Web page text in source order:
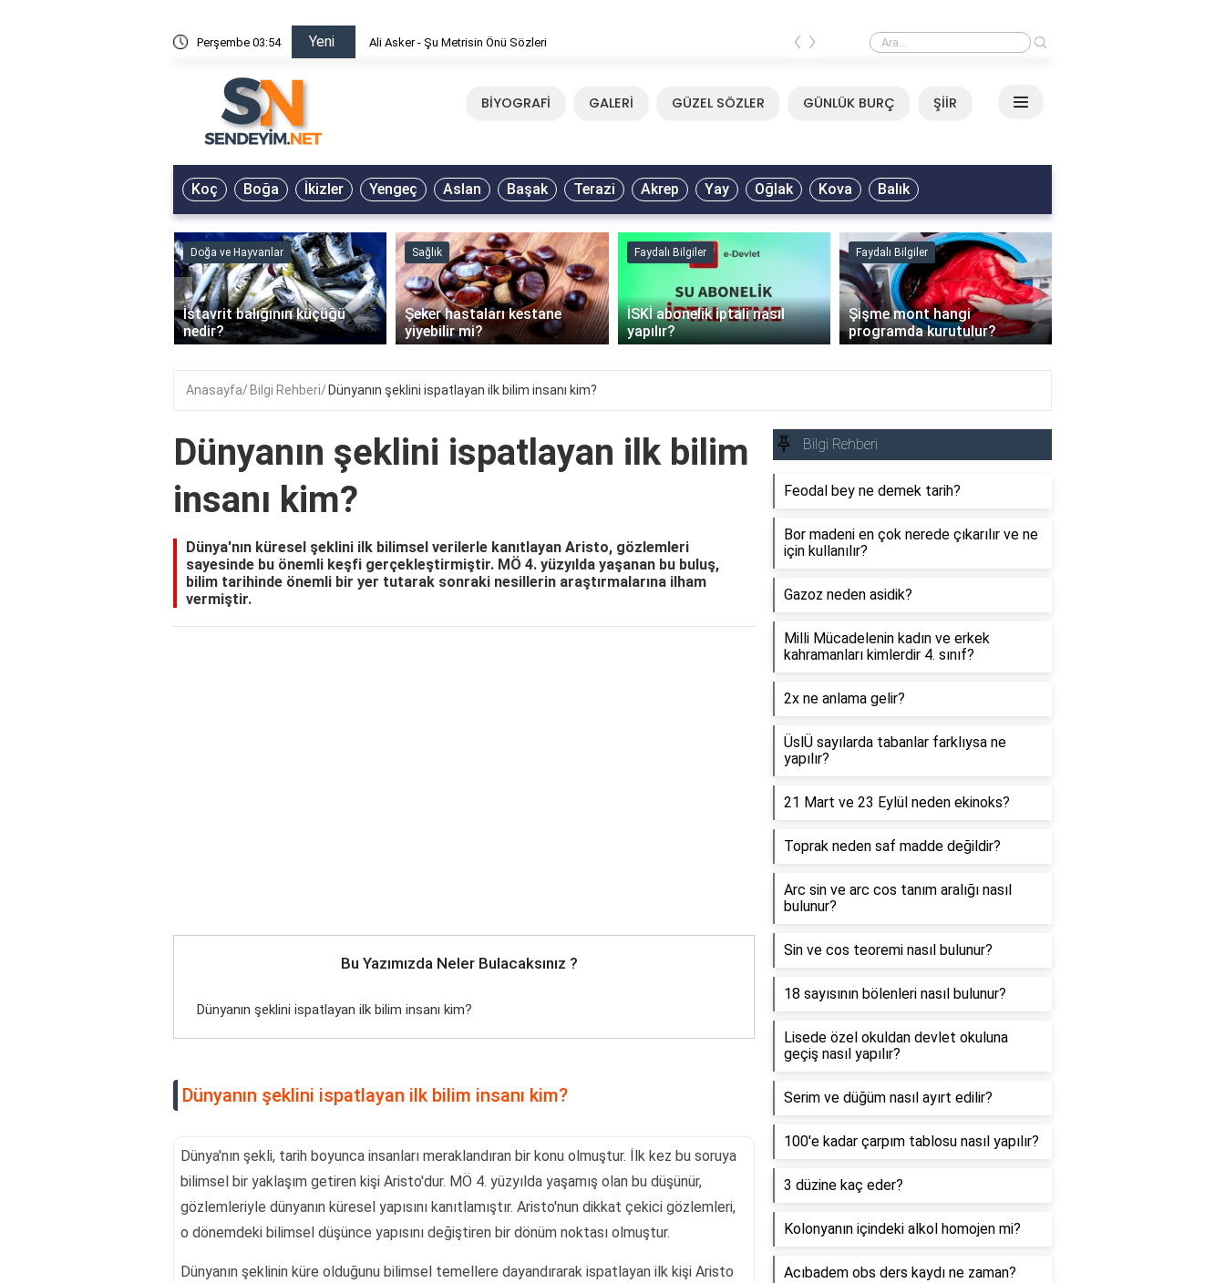
Perşembe 03:54 Yeni Ali Asker - Şu Metrisin Önü Sözleri Mirkelam - Tavla Sözleri
‹ ›
BİYOGRAFİ GALERİ GÜZEL SÖZLER GÜNLÜK BURÇ ŞİİR
Koç Boğa İkizler Yengeç Aslan Başak Terazi Akrep Yay Oğlak Kova Balık
Doğa ve Hayvanlar
İstavrit balığının küçüğü
nedir?
Sağlık
Şeker hastaları kestane
yiyebilir mi?
Faydalı Bilgiler
İSKİ abonelik iptali nasıl
yapılır?
Faydalı Bilgiler
Şişme mont hangi
programda kurutulur?
‹ ›
Anasayfa Bilgi Rehberi Dünyanın şeklini ispatlayan ilk bilim insanı kim?
Dünyanın şeklini ispatlayan ilk bilim
insanı kim?
Dünya'nın küresel şeklini ilk bilimsel verilerle kanıtlayan Aristo, gözlemleri
sayesinde bu önemli keşfi gerçekleştirmiştir. MÖ 4. yüzyılda yaşanan bu buluş,
bilim tarihinde önemli bir yer tutarak sonraki nesillerin araştırmalarına ilham
vermiştir.
Bu Yazımızda Neler Bulacaksınız ?
Dünyanın şeklini ispatlayan ilk bilim insanı kim?
Dünyanın şeklini ispatlayan ilk bilim insanı kim?
Dünya'nın şekli, tarih boyunca insanları meraklandıran bir konu olmuştur. İlk kez bu soruya
bilimsel bir yaklaşım getiren kişi Aristo'dur. MÖ 4. yüzyılda yaşamış olan bu düşünür,
gözlemleriyle dünyanın küresel yapısını kanıtlamıştır. Aristo'nun dikkat çekici gözlemleri,
o dönemdeki bilimsel düşünce yapısını değiştiren bir dönüm noktası olmuştur.
Dünyanın şeklinin küre olduğunu bilimsel temellere dayandırarak ispatlayan ilk kişi Aristo
Bilgi Rehberi
Feodal bey ne demek tarih?
Bor madeni en çok nerede çıkarılır ve ne
için kullanılır?
Gazoz neden asidik?
Milli Mücadelenin kadın ve erkek
kahramanları kimlerdir 4. sınıf?
2x ne anlama gelir?
ÜslÜ sayılarda tabanlar farklıysa ne
yapılır?
21 Mart ve 23 Eylül neden ekinoks?
Toprak neden saf madde değildir?
Arc sin ve arc cos tanım aralığı nasıl
bulunur?
Sin ve cos teoremi nasıl bulunur?
18 sayısının bölenleri nasıl bulunur?
Lisede özel okuldan devlet okuluna
geçiş nasıl yapılır?
Serim ve düğüm nasıl ayırt edilir?
100'e kadar çarpım tablosu nasıl yapılır?
3 düzine kaç eder?
Kolonyanın içindeki alkol homojen mi?
Acıbadem obs ders kaydı ne zaman?